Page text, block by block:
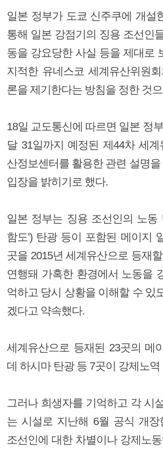
일본 정부가 도쿄 신주쿠에 개설
통해 일본 강점기의 징용 조선인
동을 강요당한 사실 등을 제대로
지적한 유네스코 세계유산위원
론을 제기한다는 방침을 정한 것
18일 교도통신에 따르면 일본 정
달 31일까지 예정된 제44차 세
산정보센터를 활용한 관련 설명을
입장을 밝히기로 했다.
일본 정부는 징용 조선인의 노동
함도’) 탄광 등이 포함된 메이지
곳을 2015년 세계유산으로 등재
연행돼 가혹한 환경에서 노동을
억하고 당시 상황을 이해할 수 있
겠다고 약속했다.
세계유산으로 등재된 23곳의 메
데 하시마 탄광 등 7곳이 강제노
그러나 희생자를 기억하고 각 시
는 시설로 지난해 6월 공식 개장
조선인에 대한 차별이나 강제노